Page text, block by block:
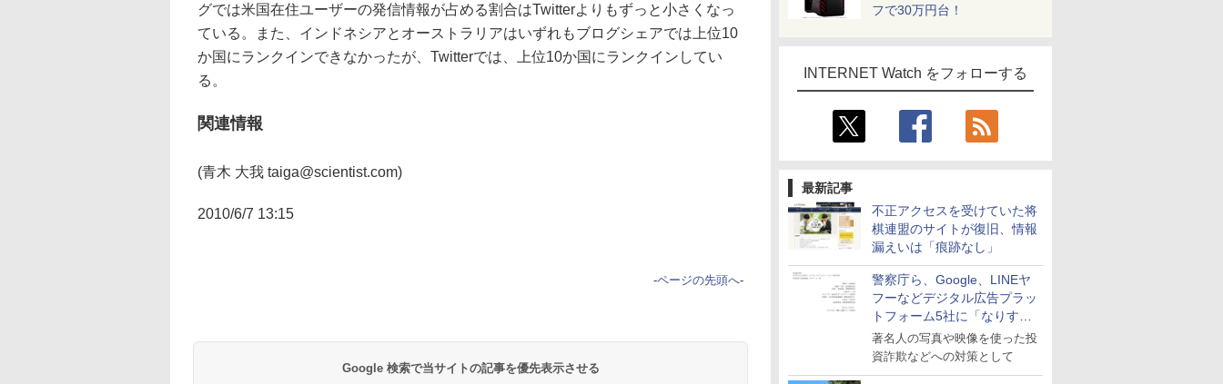
フで30万円台！
INTERNET Watch をフォローする
最新記事
不正アクセスを受けていた将
棋連盟のサイトが復旧、情報
漏えいは「痕跡なし」
警察庁ら、Google、LINEヤ
フーなどデジタル広告プラッ
トフォーム5社に「なりすま
し詐欺広告」対策強化を要請
著名人の写真や映像を使った投
資詐欺などへの対策として
グでは米国在住ユーザーの発信情報が占める割合はTwitterよりもずっと小さくなっ
ている。また、インドネシアとオーストラリアはいずれもブログシェアでは上位10
か国にランクインできなかったが、Twitterでは、上位10か国にランクインしてい
る。
関連情報
(青木 大我 taiga@scientist.com)
2010/6/7 13:15
-ページの先頭へ-
Google 検索で当サイトの記事を優先表示させる